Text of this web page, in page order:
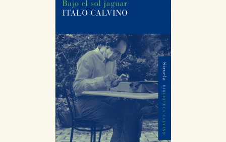
servicios para que no tenga que reconfigurarlos cada
vez que nos visita. La información es agregada y, por lo
Cookies de publicidad y redes sociales
Estas cookies son gestionadas por nuestros socios
publicitarios y se utilizan para mostrar publicidad
relevante para sus intereses en otros sitios. No
almacenan directamente información personal sino
que se basan en la identificación única de su
navegador y dispositivo de internet.
GUARDAR CONFIGURACIÓN